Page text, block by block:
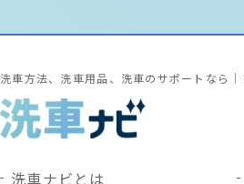
洗車方法、洗車用品、洗車のサポートなら
洗車ナビとは